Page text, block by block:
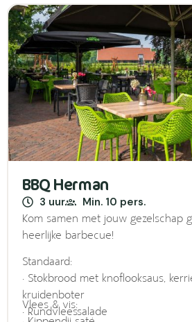
BBQ Herman
3 uur Min. 10 pers.
Kom samen met jouw gezelschap
heerlijke barbecue!
Standaard:
• Stokbrood met knoflooksaus,
kruidenboter
• Rundvleessalade
Vlees & vis: